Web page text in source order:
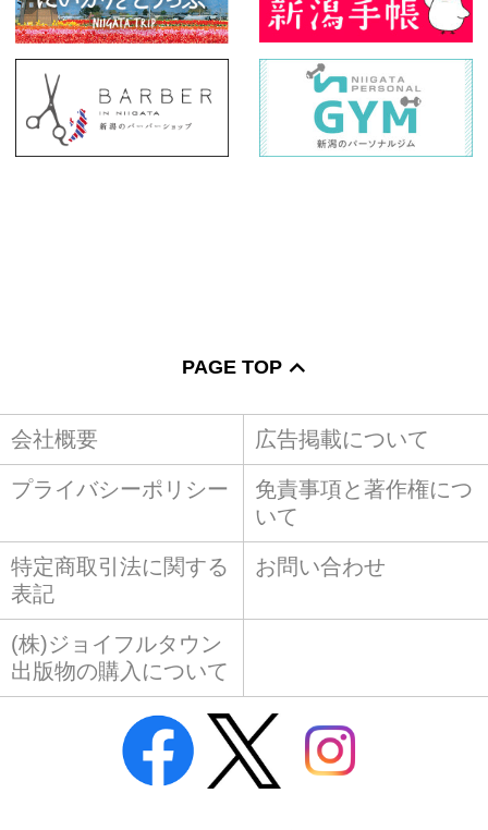
PAGE TOP
会社概要 広告掲載について
プライバシーポリシー
免責事項と著作権につ
いて
特定商取引法に関する
表記
お問い合わせ
(株)ジョイフルタウン
出版物の購入について